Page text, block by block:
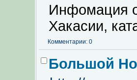
Инфомация
Хакасии,
Комментарии: 0
Большой